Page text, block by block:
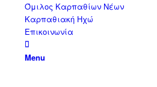
Όμιλος Καρπαθίων Νέων
Καρπαθιακή Ηχώ
Επικοινωνία
Menu